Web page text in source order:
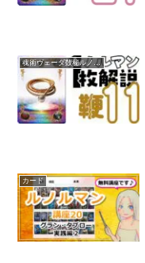
魂術ヴェーダ数秘ルノルマンカード
カード